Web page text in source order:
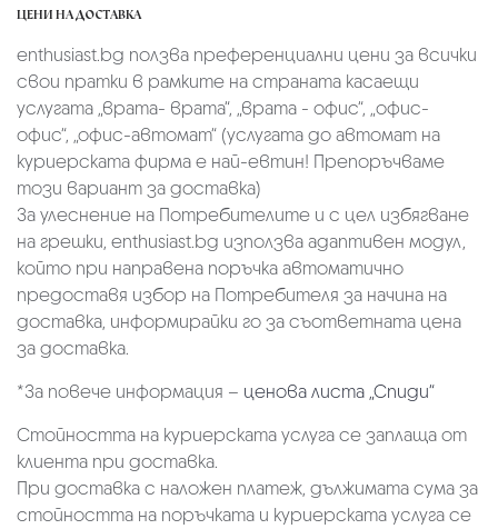
ЦЕНИ НА ДОСТАВКА
enthusiast.bg ползва преференциални цени за всички
свои пратки в рамките на страната касаещи
услугата „врата- врата“, „врата - офис“, „oфис-
офис“, „офис-автомат“ (услугата до автомат на
куриерската фирма е най-евтин! Препоръчваме
този вариант за доставка)
За улеснение на Потребителите и с цел избягване
на грешки, enthusiast.bg използва адаптивен модул,
който при направена поръчка автоматично
предоставя избор на Потребителя за начина на
доставка, информирайки го за съответната цена
за доставка.
*За повече информация – ценова листа „Спиди“
Стойността на куриерската услуга се заплаща от
клиента при доставка.
При доставка с наложен платеж, дължимата сума за
стойността на поръчката и куриерската услуга се